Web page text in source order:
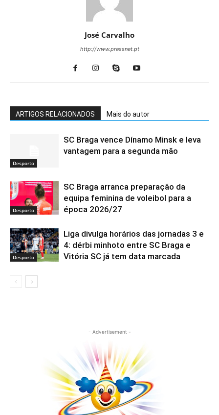
José Carvalho
http://www.pressnet.pt
ARTIGOS RELACIONADOS Mais do autor
Desporto
SC Braga vence Dínamo Minsk e leva
vantagem para a segunda mão
Desporto
SC Braga arranca preparação da
equipa feminina de voleibol para a
época 2026/27
Desporto
Liga divulga horários das jornadas 3 e
4: dérbi minhoto entre SC Braga e
Vitória SC já tem data marcada
- Advertisement -